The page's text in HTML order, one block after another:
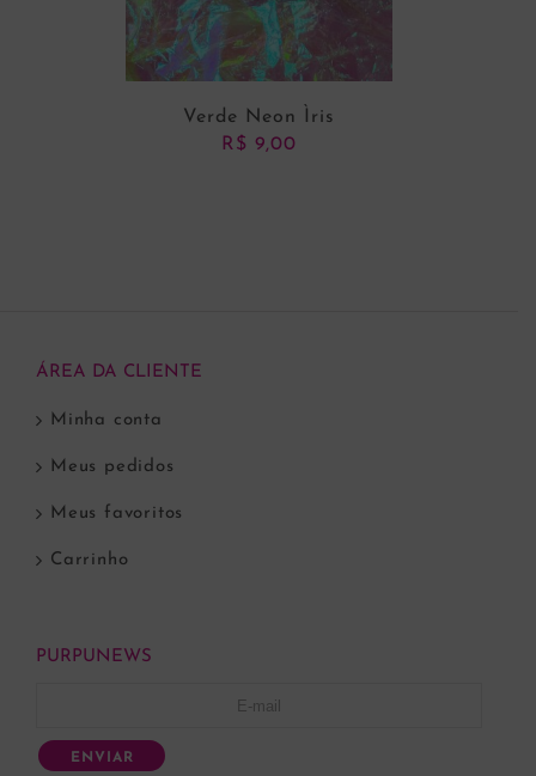
Verde Neon Ìris
R$ 9,00
ÁREA DA CLIENTE
Minha conta
Meus pedidos
Meus favoritos
Carrinho
PURPUNEWS
ENVIAR